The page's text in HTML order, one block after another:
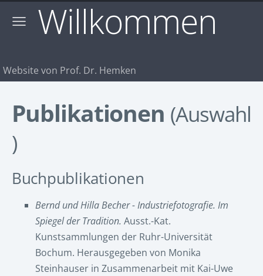
Willkommen
Website von Prof. Dr. Hemken
Publikationen (Auswahl
)
Buchpublikationen
Bernd und Hilla Becher - Industriefotografie. Im
Spiegel der Tradition. Ausst.-Kat.
Kunstsammlungen der Ruhr-Universität
Bochum. Herausgegeben von Monika
Steinhauser in Zusammenarbeit mit Kai-Uwe